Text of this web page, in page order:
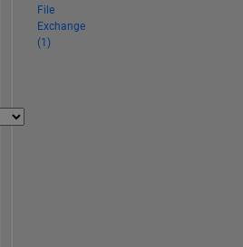
File
Exchange
(1)